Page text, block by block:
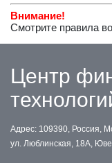
Внимание!
Смотрите правила
Центр
Адрес: 109390, Россия,
ул. Люблинская, 18А,